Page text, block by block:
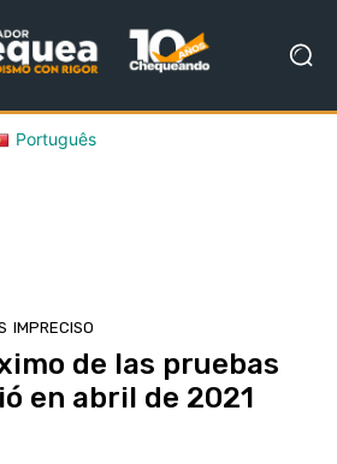
Português
IMPRECISO
de las pruebas
en abril de 2021